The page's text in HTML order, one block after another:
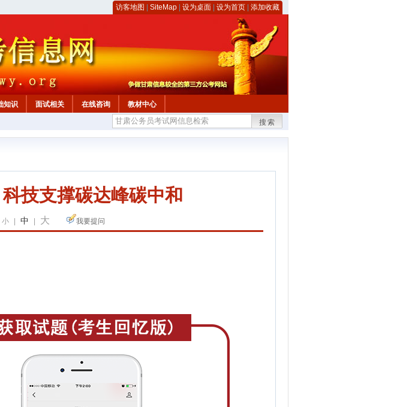
访客地图 SiteMap 设为桌面 设为首页 添加收藏
知识 面试相关 在线咨询
教材中心
搜索
技支撑碳达峰碳中和
小 中 大 我要提问